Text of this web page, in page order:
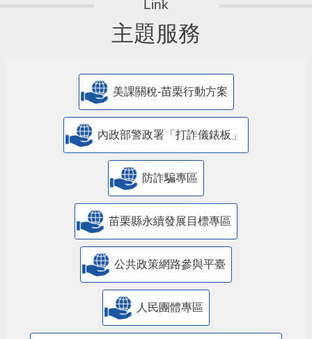
主題服務
美課關稅-苗栗行動方案
內政部警政署「打詐儀錶板」
防詐騙專區
苗栗縣永續發展目標專區
公共政策網路參與平臺
人民團體專區